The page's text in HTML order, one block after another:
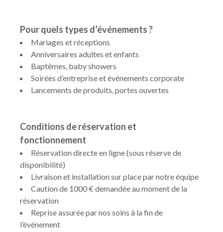
Pour quels types d’événements ?
Mariages et réceptions
Anniversaires adultes et enfants
Baptêmes, baby showers
Soirées d’entreprise et événements corporate
Lancements de produits, portes ouvertes
Conditions de réservation et
fonctionnement
Réservation directe en ligne (sous réserve de
disponibilité)
Livraison et installation sur place par notre équipe
Caution de 1000 € demandée au moment de la
réservation
Reprise assurée par nos soins à la fin de
l’événement